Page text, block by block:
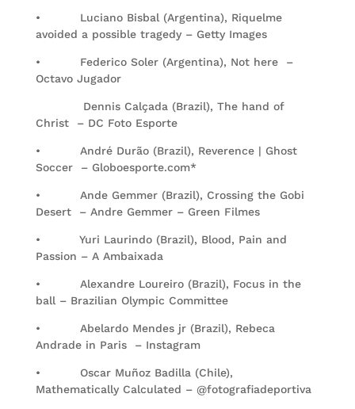
• Luciano Bisbal (Argentina), Riquelme
avoided a possible tragedy – Getty Images
• Federico Soler (Argentina), Not here –
Octavo Jugador
Dennis Calçada (Brazil), The hand of
Christ – DC Foto Esporte
• André Durão (Brazil), Reverence | Ghost
Soccer – Globoesporte.com*
• Ande Gemmer (Brazil), Crossing the Gobi
Desert – Andre Gemmer – Green Filmes
• Yuri Laurindo (Brazil), Blood, Pain and
Passion – A Ambaixada
• Alexandre Loureiro (Brazil), Focus in the
ball – Brazilian Olympic Committee
• Abelardo Mendes jr (Brazil), Rebeca
Andrade in Paris – Instagram
• Oscar Muñoz Badilla (Chile),
Mathematically Calculated – @fotografiadeportiva